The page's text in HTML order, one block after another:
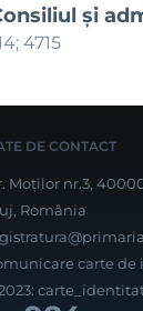
şi
4715
DE CONTACT
Moților nr.3,
România
carte